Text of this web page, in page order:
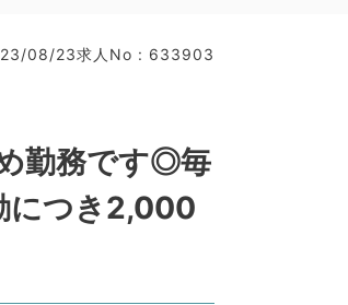
08/23求人No : 633903
勤務です◎毎
につき2,000